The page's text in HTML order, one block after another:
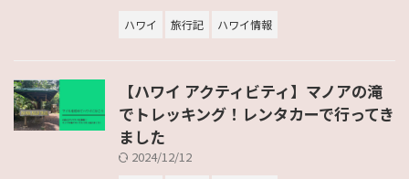
ハワイ 旅行記 ハワイ情報
【ハワイ アクティビティ】マノアの滝
でトレッキング！レンタカーで行ってき
ました
2024/12/12